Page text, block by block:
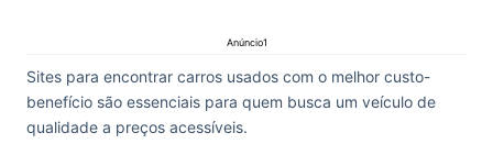
Anúncio1
Sites para encontrar carros usados com o melhor custo-
benefício são essenciais para quem busca um veículo de
qualidade a preços acessíveis.